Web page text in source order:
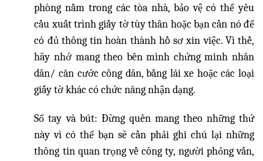
phòng nằm trong các tòa nhà, bảo vệ có thể yêu
cầu xuất trình giấy tờ tùy thân hoặc bạn cần nó để
có đủ thông tin hoàn thành hồ sơ xin việc. Vì thế,
hãy nhớ mang theo bên mình chứng minh nhân
dân/ căn cước công dân, bằng lái xe hoặc các loại
giấy tờ khác có chức năng nhận dạng.
Sổ tay và bút: Đừng quên mang theo những thứ
này vì có thể bạn sẽ cần phải ghi chú lại những
thông tin quan trọng về công ty, người phỏng vấn,